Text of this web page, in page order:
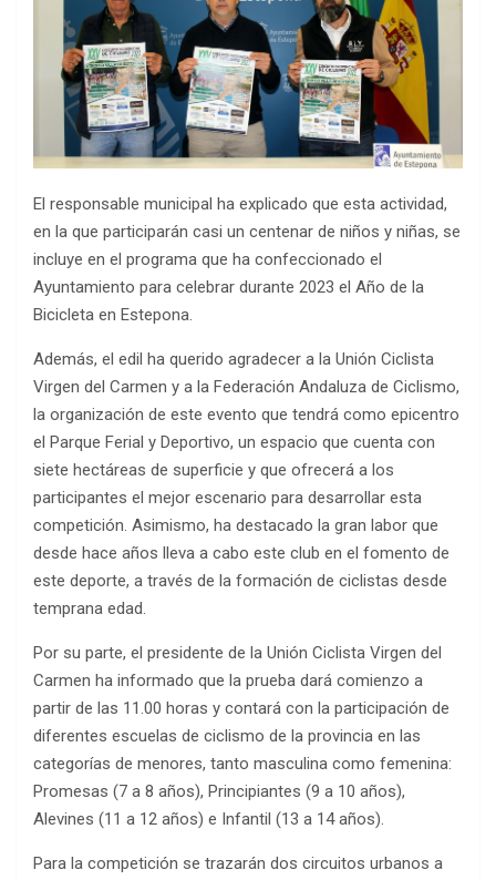
El responsable municipal ha explicado que esta actividad,
en la que participarán casi un centenar de niños y niñas, se
incluye en el programa que ha confeccionado el
Ayuntamiento para celebrar durante 2023 el Año de la
Bicicleta en Estepona.
Además, el edil ha querido agradecer a la Unión Ciclista
Virgen del Carmen y a la Federación Andaluza de Ciclismo,
la organización de este evento que tendrá como epicentro
el Parque Ferial y Deportivo, un espacio que cuenta con
siete hectáreas de superficie y que ofrecerá a los
participantes el mejor escenario para desarrollar esta
competición. Asimismo, ha destacado la gran labor que
desde hace años lleva a cabo este club en el fomento de
este deporte, a través de la formación de ciclistas desde
temprana edad.
Por su parte, el presidente de la Unión Ciclista Virgen del
Carmen ha informado que la prueba dará comienzo a
partir de las 11.00 horas y contará con la participación de
diferentes escuelas de ciclismo de la provincia en las
categorías de menores, tanto masculina como femenina:
Promesas (7 a 8 años), Principiantes (9 a 10 años),
Alevines (11 a 12 años) e Infantil (13 a 14 años).
Para la competición se trazarán dos circuitos urbanos a